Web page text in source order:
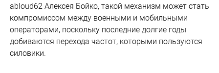
abloud62 Алексея Бойко, такой механизм может стать
компромиссом между военными и мобильными
операторами, поскольку последние долгие годы
добиваются перехода частот, которыми пользуются
силовики.